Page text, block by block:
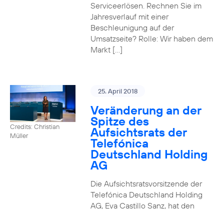
Serviceerlösen. Rechnen Sie im
Jahresverlauf mit einer
Beschleunigung auf der
Umsatzseite? Rolle: Wir haben dem
Markt […]
Credits: Christian
Müller
25. April 2018
Veränderung an der
Spitze des
Aufsichtsrats der
Telefónica
Deutschland Holding
AG
Die Aufsichtsratsvorsitzende der
Telefónica Deutschland Holding
AG, Eva Castillo Sanz, hat den